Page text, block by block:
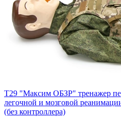
Т29 "Максим ОБЗР" тренажер
легочной и мозговой
(без контроллера)